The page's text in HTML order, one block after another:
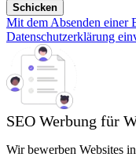
Schicken
Mit dem Absenden einer
Datenschutzerklärung
SEO Werbung für
Wir bewerben Websites